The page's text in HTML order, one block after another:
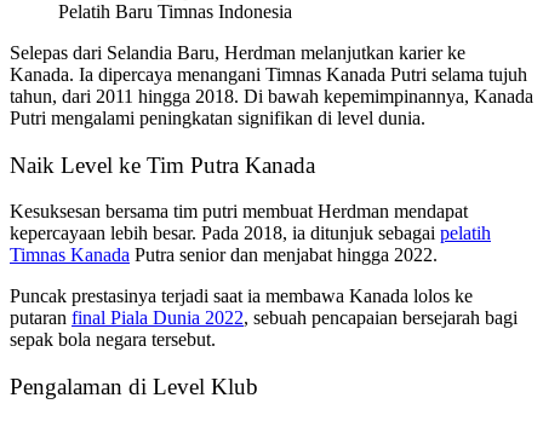
Selepas dari Selandia Baru, Herdman melanjutkan karier ke
Kanada. Ia dipercaya menangani Timnas Kanada Putri selama tujuh
tahun, dari 2011 hingga 2018. Di bawah kepemimpinannya, Kanada
Putri mengalami peningkatan signifikan di level dunia.
Naik Level ke Tim Putra Kanada
Kesuksesan bersama tim putri membuat Herdman mendapat
kepercayaan lebih besar. Pada 2018, ia ditunjuk sebagai pelatih
Timnas Kanada Putra senior dan menjabat hingga 2022.
Puncak prestasinya terjadi saat ia membawa Kanada lolos ke
putaran final Piala Dunia 2022, sebuah pencapaian bersejarah bagi
sepak bola negara tersebut.
Pengalaman di Level Klub